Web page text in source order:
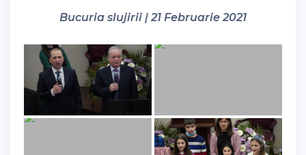
Bucuria slujirii | 21 Februarie 2021